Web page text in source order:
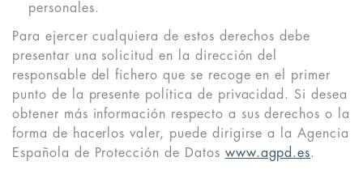
personales.
Para ejercer cualquiera de estos derechos debe
presentar una solicitud en la dirección del
responsable del fichero que se recoge en el primer
punto de la presente política de privacidad. Si desea
obtener más información respecto a sus derechos o la
forma de hacerlos valer, puede dirigirse a la Agencia
Española de Protección de Datos www.agpd.es.